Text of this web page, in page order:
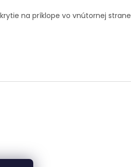
na príklope vo vnútornej strane